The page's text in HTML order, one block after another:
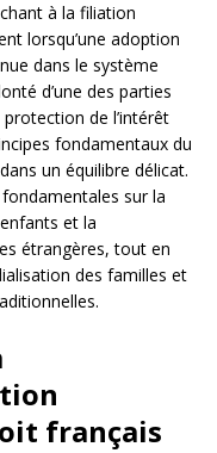
à la filiation
lorsqu’une adoption
dans le système
d’une des parties
de l’intérêt
fondamentaux du
un équilibre délicat.
sur la
et la
étrangères, tout en
des familles et
français